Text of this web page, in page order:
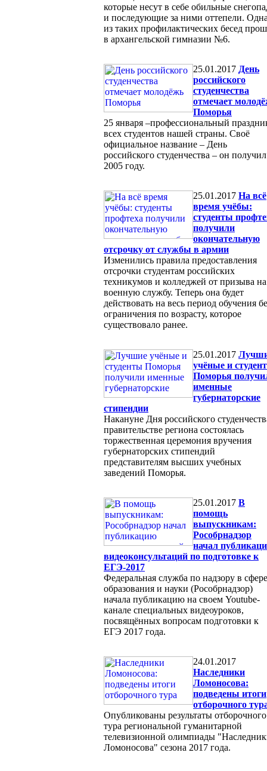
которые несут в себе обильные
и последующие за ними оттепели.
из таких профилактических бесед
в архангельской гимназии №6.
25.01.2017 День
российского
студенчества
отмечает
Поморья
25 января –профессиональный
всех студентов нашей страны. Своё
официальное название – День
российского студенчества – он
2005 году.
25.01.2017 На всё
время учёбы:
студенты
получили
окончательную
отсрочку от службы в армии
Изменились правила предоставления
отсрочки студентам российских
техникумов и колледжей от призыва на
военную службу. Теперь она будет
действовать на весь период обучения
ограничения по возрасту, которое
существовало ранее.
25.01.2017
учёные и
Поморья
именные
губернаторские
стипендии
Накануне Дня российского
правительстве региона состоялась
торжественная церемония вручения
губернаторских стипендий
представителям высших учебных
заведений Поморья.
25.01.2017 В
помощь
выпускникам:
Рособрнадзор
начал
видеоконсультаций по подготовке к
ЕГЭ-2017
Федеральная служба по надзору в сфере
образования и науки (Рособрнадзор)
начала публикацию на своем Youtube-
канале специальных видеоуроков,
посвящённых вопросам подготовки к
ЕГЭ 2017 года.
24.01.2017
Наследники
Ломоносова:
подведены итоги
отборочного
Опубликованы результаты отборочного
тура региональной гуманитарной
телевизионной олимпиады
Ломоносова" сезона 2017 года.